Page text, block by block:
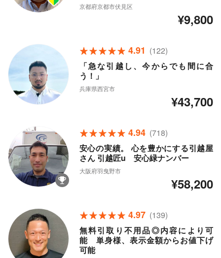
京都府京都市伏見区
¥9,800
4.91 (122)
「急な引越し、今からでも間に合
う！」
兵庫県西宮市
¥43,700
4.94 (718)
安心の実績。 心を豊かにする引越屋
さん 引越匠u 安心緑ナンバー
大阪府羽曳野市
¥58,200
4.97 (139)
無料引取り不用品◎内容により可
能 単身様、表示金額からお値下げ
可能